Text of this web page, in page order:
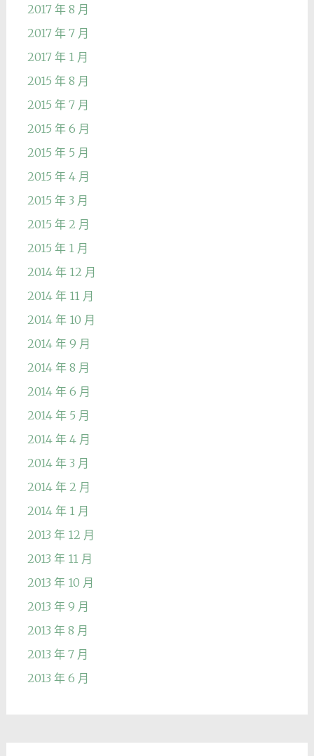
2017 年 8 月
2017 年 7 月
2017 年 1 月
2015 年 8 月
2015 年 7 月
2015 年 6 月
2015 年 5 月
2015 年 4 月
2015 年 3 月
2015 年 2 月
2015 年 1 月
2014 年 12 月
2014 年 11 月
2014 年 10 月
2014 年 9 月
2014 年 8 月
2014 年 6 月
2014 年 5 月
2014 年 4 月
2014 年 3 月
2014 年 2 月
2014 年 1 月
2013 年 12 月
2013 年 11 月
2013 年 10 月
2013 年 9 月
2013 年 8 月
2013 年 7 月
2013 年 6 月